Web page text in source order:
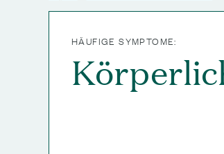
HÄUFIGE SYMPTOME: